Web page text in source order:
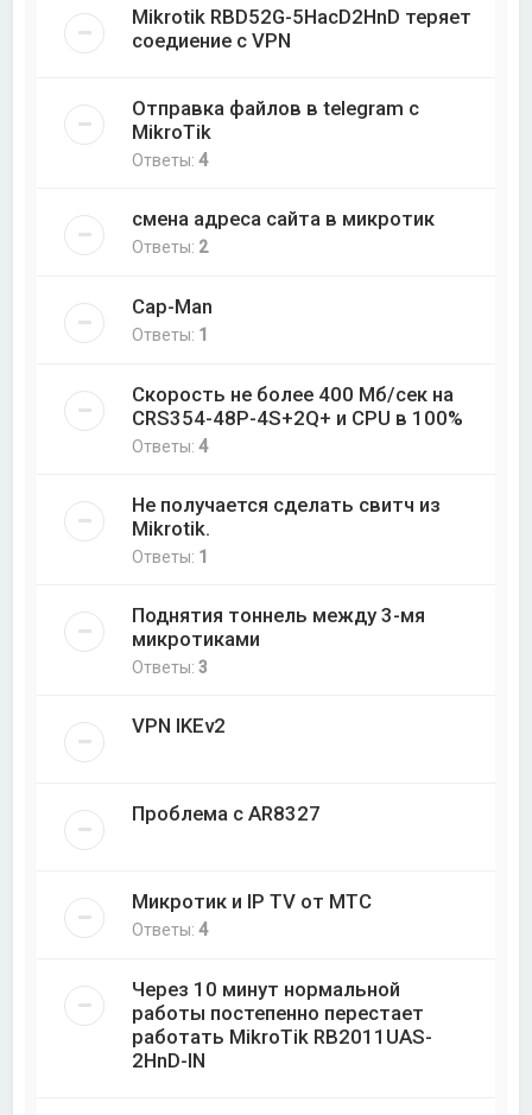
Mikrotik RBD52G-5HacD2HnD теряет
соедиение с VPN
Отправка файлов в telegram с
MikroTik
Ответы:4
смена адреса сайта в микротик
Ответы: 2
Cap-Man
Ответы: 1
Скорость не более 400 Мб/cек на
CRS354-48P-4S+2Q+ и CPU в 100%
Ответы:4
Не получается сделать свитч из
Mikrotik.
Ответы: 1
Поднятия тоннель между 3-мя
микротиками
Ответы:3
VPN IKEv2
Проблема с AR8327
Микротик и IP TV от МТС
Ответы:4
Через 10 минут нормальной
работы постепенно перестает
работать MikroTik RB2011UAS-
2HnD-IN